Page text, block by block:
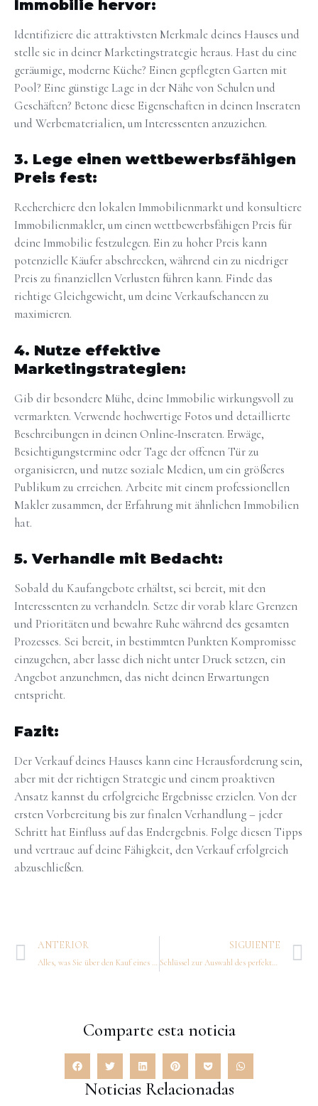
Immobilie hervor:
Identifiziere die attraktivsten Merkmale deines Hauses und
stelle sie in deiner Marketingstrategie heraus. Hast du eine
geräumige, moderne Küche? Einen gepflegten Garten mit
Pool? Eine günstige Lage in der Nähe von Schulen und
Geschäften? Betone diese Eigenschaften in deinen Inseraten
und Werbematerialien, um Interessenten anzuziehen.
3. Lege einen wettbewerbsfähigen
Preis fest:
Recherchiere den lokalen Immobilienmarkt und konsultiere
Immobilienmakler, um einen wettbewerbsfähigen Preis für
deine Immobilie festzulegen. Ein zu hoher Preis kann
potenzielle Käufer abschrecken, während ein zu niedriger
Preis zu finanziellen Verlusten führen kann. Finde das
richtige Gleichgewicht, um deine Verkaufschancen zu
maximieren.
4. Nutze effektive
Marketingstrategien:
Gib dir besondere Mühe, deine Immobilie wirkungsvoll zu
vermarkten. Verwende hochwertige Fotos und detaillierte
Beschreibungen in deinen Online-Inseraten. Erwäge,
Besichtigungstermine oder Tage der offenen Tür zu
organisieren, und nutze soziale Medien, um ein größeres
Publikum zu erreichen. Arbeite mit einem professionellen
Makler zusammen, der Erfahrung mit ähnlichen Immobilien
hat.
5. Verhandle mit Bedacht:
Sobald du Kaufangebote erhältst, sei bereit, mit den
Interessenten zu verhandeln. Setze dir vorab klare Grenzen
und Prioritäten und bewahre Ruhe während des gesamten
Prozesses. Sei bereit, in bestimmten Punkten Kompromisse
einzugehen, aber lasse dich nicht unter Druck setzen, ein
Angebot anzunehmen, das nicht deinen Erwartungen
entspricht.
Fazit:
Der Verkauf deines Hauses kann eine Herausforderung sein,
aber mit der richtigen Strategie und einem proaktiven
Ansatz kannst du erfolgreiche Ergebnisse erzielen. Von der
ersten Vorbereitung bis zur finalen Verhandlung – jeder
Schritt hat Einfluss auf das Endergebnis. Folge diesen Tipps
und vertraue auf deine Fähigkeit, den Verkauf erfolgreich
abzuschließen.
ANTERIOR
Alles, was Sie über den Kauf eines Stadthauses wissen müssen
SIGUIENTE
Schlüssel zur Auswahl des perfekten Hauses: Was Sie vor dem Kauf wissen müssen
Comparte esta noticia
Noticias Relacionadas